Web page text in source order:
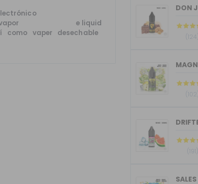
con el que podrás
e liquid
como vaper desechable
DON
(191)